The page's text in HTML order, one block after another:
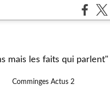
mais les faits qui
Comminges Actus 2